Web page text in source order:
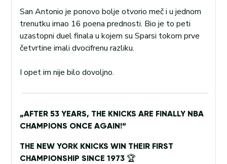
San Antonio je ponovo bolje otvorio meč i u jednom
trenutku imao 16 poena prednosti. Bio je to peti
uzastopni duel finala u kojem su Sparsi tokom prve
četvrtine imali dvocifrenu razliku.
I opet im nije bilo dovoljno.
„AFTER 53 YEARS, THE KNICKS ARE FINALLY NBA
CHAMPIONS ONCE AGAIN!“
THE NEW YORK KNICKS WIN THEIR FIRST
CHAMPIONSHIP SINCE 1973 🏆